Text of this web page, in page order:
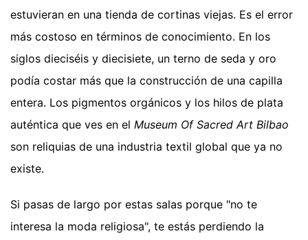
estuvieran en una tienda de cortinas viejas. Es el error
más costoso en términos de conocimiento. En los
siglos dieciséis y diecisiete, un terno de seda y oro
podía costar más que la construcción de una capilla
entera. Los pigmentos orgánicos y los hilos de plata
auténtica que ves en el Museum Of Sacred Art Bilbao
son reliquias de una industria textil global que ya no
existe.
Si pasas de largo por estas salas porque "no te
interesa la moda religiosa", te estás perdiendo la